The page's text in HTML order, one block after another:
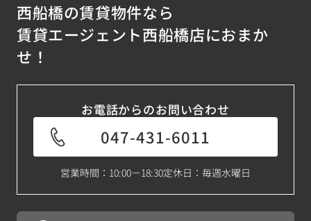
西船橋の賃貸物件なら
賃貸エージェント西船橋店におまか
せ！
お電話からのお問い合わせ
047-431-6011
営業時間：10:00－18:30定休日：毎週水曜日